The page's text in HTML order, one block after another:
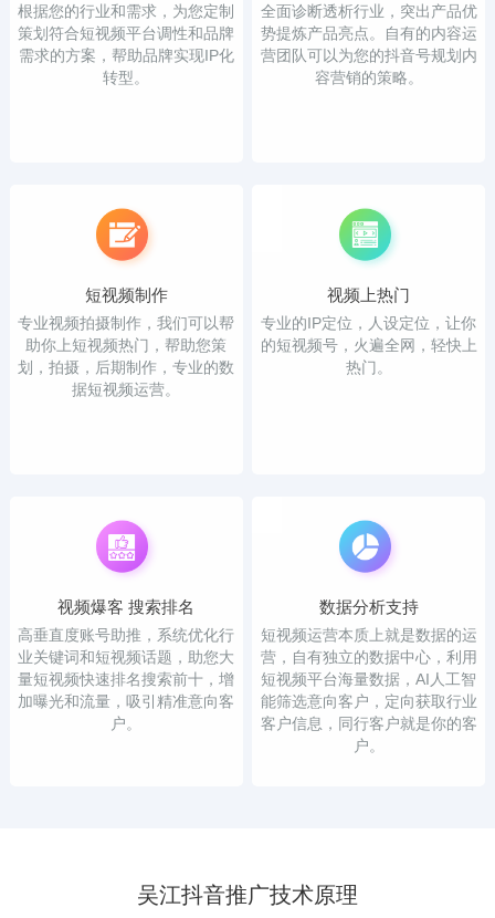
根据您的行业和需求，为您定制
策划符合短视频平台调性和品牌
需求的方案，帮助品牌实现IP化
转型。
全面诊断透析行业，突出产品优
势提炼产品亮点。自有的内容运
营团队可以为您的抖音号规划内
容营销的策略。
短视频制作
专业视频拍摄制作，我们可以帮
助你上短视频热门，帮助您策
划，拍摄，后期制作，专业的数
据短视频运营。
视频上热门
专业的IP定位，人设定位，让你
的短视频号，火遍全网，轻快上
热门。
视频爆客 搜索排名
高垂直度账号助推，系统优化行
业关键词和短视频话题，助您大
量短视频快速排名搜索前十，增
加曝光和流量，吸引精准意向客
户。
数据分析支持
短视频运营本质上就是数据的运
营，自有独立的数据中心，利用
短视频平台海量数据，AI人工智
能筛选意向客户，定向获取行业
客户信息，同行客户就是你的客
户。
吴江抖音推广技术原理